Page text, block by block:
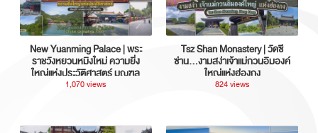
New Yuanming Palace | พระ
ราชวังหยวนหมิงใหม่ ความยิ่ง
ใหญ่แห่งประวัติศาสตร์ มณฑล
กวางตุ้ง ประเทศจีน
1,070 views
Tsz Shan Monastery | วัดซี
ซ่าน…งามสง่าเจ้าแม่กวนอิมองค์
ใหญ่แห่งฮ่องกง
824 views